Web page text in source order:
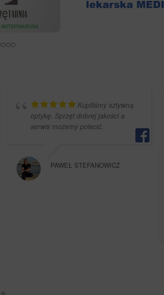
Kupiliśmy sztywną
optykę. Sprzęt dobrej jakości a
serwis możemy polecić.
PAWEŁ STEFANOWICZ